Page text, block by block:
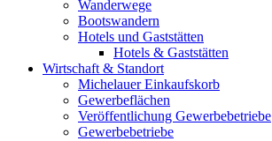
Wanderwege
Bootswandern
Hotels und Gaststätten
Hotels & Gaststätten
Wirtschaft & Standort
Michelauer Einkaufskorb
Gewerbeflächen
Veröffentlichung Gewerbebetriebe
Gewerbebetriebe